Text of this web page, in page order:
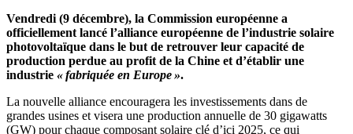
Vendredi (9 décembre), la Commission européenne a
officiellement lancé l’alliance européenne de l’industrie solaire
photovoltaïque dans le but de retrouver leur capacité de
production perdue au profit de la Chine et d’établir une
industrie « fabriquée en Europe ».
La nouvelle alliance encouragera les investissements dans de
grandes usines et visera une production annuelle de 30 gigawatts
(GW) pour chaque composant solaire clé d’ici 2025, ce qui